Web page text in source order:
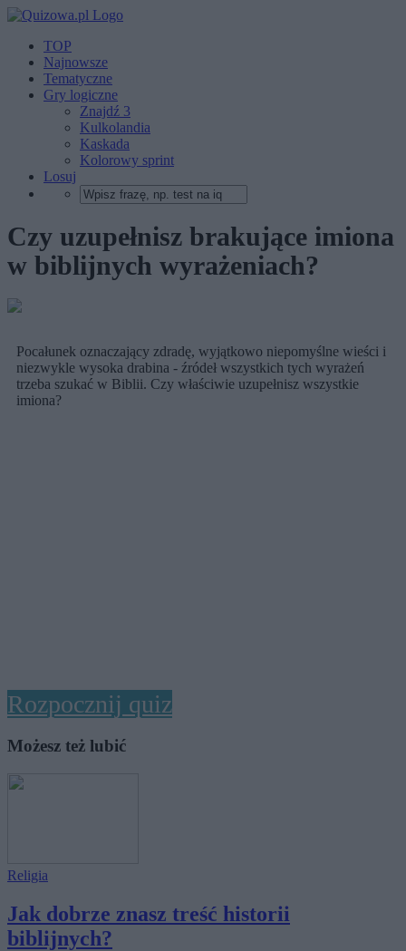
TOP
Najnowsze
Tematyczne
Gry logiczne
Znajdź 3
Kulkolandia
Kaskada
Kolorowy sprint
Losuj
Czy uzupełnisz brakujące imiona
w biblijnych wyrażeniach?
Pocałunek oznaczający zdradę, wyjątkowo niepomyślne wieści i
niezwykle wysoka drabina - źródeł wszystkich tych wyrażeń
trzeba szukać w Biblii. Czy właściwie uzupełnisz wszystkie
imiona?
Rozpocznij quiz
Możesz też lubić
Religia
Jak dobrze znasz treść historii
biblijnych?